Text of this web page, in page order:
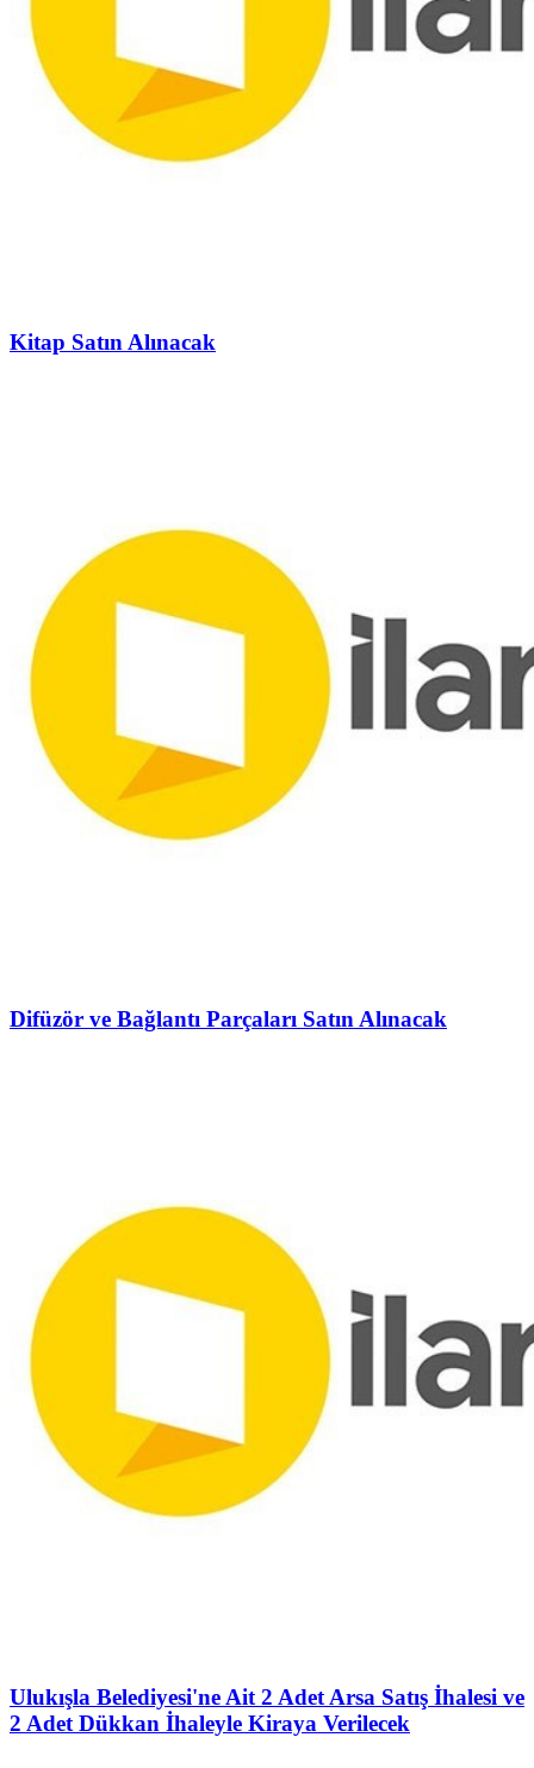
Kitap Satın Alınacak
Difüzör ve Bağlantı Parçaları Satın Alınacak
Ulukışla Belediyesi'ne Ait 2 Adet Arsa Satış İhalesi ve
2 Adet Dükkan İhaleyle Kiraya Verilecek